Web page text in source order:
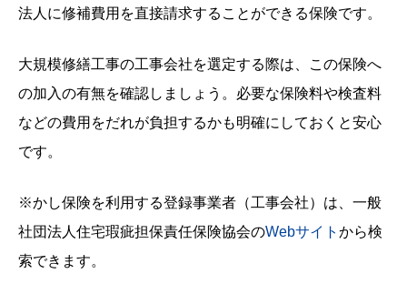
法人に修補費用を直接請求することができる保険です。
大規模修繕工事の工事会社を選定する際は、この保険へ
の加入の有無を確認しましょう。必要な保険料や検査料
などの費用をだれが負担するかも明確にしておくと安心
です。
※かし保険を利用する登録事業者（工事会社）は、一般
社団法人住宅瑕疵担保責任保険協会のWebサイト から検
索できます。